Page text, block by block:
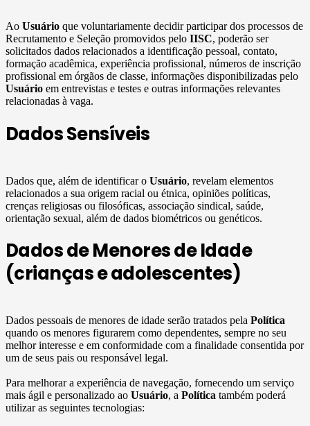
Ao Usuário que voluntariamente decidir participar dos processos de
Recrutamento e Seleção promovidos pelo IISC, poderão ser
solicitados dados relacionados a identificação pessoal, contato,
formação acadêmica, experiência profissional, números de inscrição
profissional em órgãos de classe, informações disponibilizadas pelo
Usuário em entrevistas e testes e outras informações relevantes
relacionadas à vaga.
Dados Sensíveis
Dados que, além de identificar o Usuário, revelam elementos
relacionados a sua origem racial ou étnica, opiniões políticas,
crenças religiosas ou filosóficas, associação sindical, saúde,
orientação sexual, além de dados biométricos ou genéticos.
Dados de Menores de Idade
(crianças e adolescentes)
Dados pessoais de menores de idade serão tratados pela Política
quando os menores figurarem como dependentes, sempre no seu
melhor interesse e em conformidade com a finalidade consentida por
um de seus pais ou responsável legal.
Para melhorar a experiência de navegação, fornecendo um serviço
mais ágil e personalizado ao Usuário, a Política também poderá
utilizar as seguintes tecnologias: